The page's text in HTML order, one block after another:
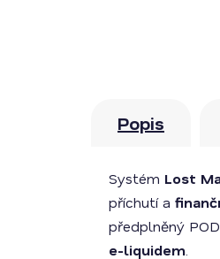
Popis
Systém Lost
příchutí a
předplněný
e-liquidem